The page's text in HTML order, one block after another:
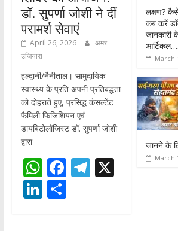
डॉ. सुपर्णा जोशी ने दीं
परामर्श सेवाएं
April 26, 2026
अमर
उजियारा
हल्द्वानी/नैनीताल। सामुदायिक
स्वास्थ्य के प्रति अपनी प्रतिबद्धता
को दोहराते हुए, प्रसिद्ध कंसल्टेंट
फैमिली फिजिशियन एवं
डायबिटोलॉजिस्ट डॉ. सुपर्णा जोशी
द्वारा
W
h
at
F
ac
e
T X
Li S
लक्षण?
कब करें
जानकारी
आर्टिकल….
March
जानने के
March